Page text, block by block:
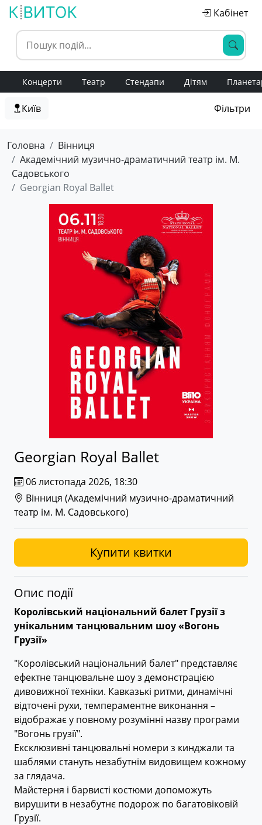
Кабінет
Концерти Театр Стендапи Дітям
Київ Фільтри
Головна
Вінниця
Академічний музично-драматичний театр ім. М.
Садовського
Georgian Royal Ballet
Georgian Royal Ballet
06 листопада 2026, 18:30
Вінниця (Академічний музично-драматичний
театр ім. М. Садовського)
Купити квитки
Опис події
Королівський національний балет Грузії з
унікальним танцювальним шоу «Вогонь
Грузії»
"Королівський національний балет" представляє
ефектне танцювальне шоу з демонстрацією
дивовижної техніки. Кавказькі ритми, динамічні
відточені рухи, темпераментне виконання –
відображає у повному розумінні назву програми
"Вогонь грузії".
Ексклюзивні танцювальні номери з кинджали та
шаблями стануть незабутнім видовищем кожному
за глядача.
Майстерня і барвисті костюми допоможуть
вирушити в незабутнє подорож по багатовіковій
Грузії.